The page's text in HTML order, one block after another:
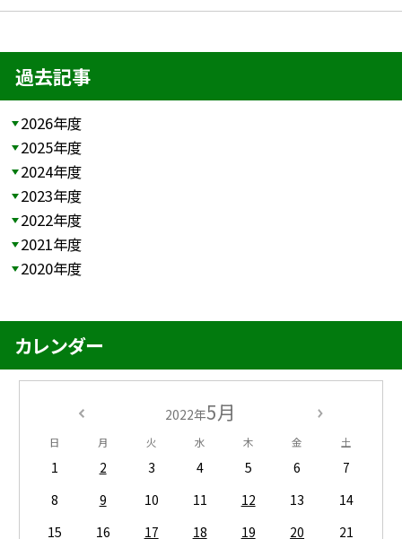
過去記事
2026年度
2025年度
2024年度
2023年度
2022年度
2021年度
2020年度
カレンダー
2022年5月
日 月 火 水 木 金 土
1 2 3 4 5 6
7
8
9 10 11 12 13
14
15
16 17 18 19 20
21